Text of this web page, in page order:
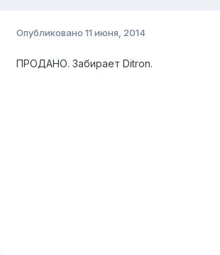
Опубликовано 11 июня, 2014
ПРОДАНО. Забирает Ditron.